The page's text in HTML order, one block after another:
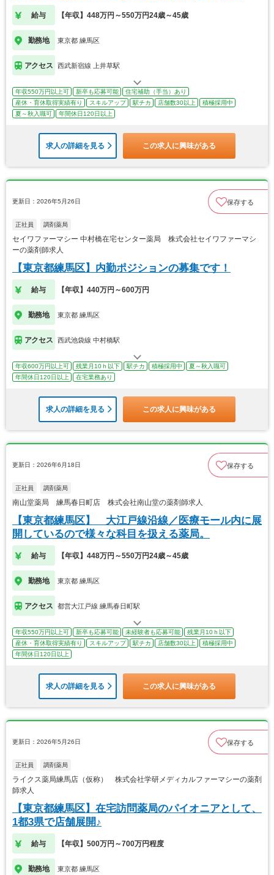
給与 【年収】448万円～550万円24歳～45歳
勤務地 東京都 練馬区
アクセス 西武新宿線 上井草駅
年収550万円以上可 新卒も応募可能
住宅補助（手当）あり
産休・育休取得実績有り
スキルアップ 駅チカ 店舗数30以上
積極採用中
夏～秋入職可
年間休日120日以上
求人の詳細を見る この求人に興味がある
更新日：2026年5月26日 保存する
正社員 調剤薬局
セイワファーマシー 中村橋在宅センター薬局 株式会社セイワファーマシ
ーの薬剤師求人
【東京都練馬区】内勤ポジションの募集です！
給与 【年収】440万円～600万円
勤務地 東京都 練馬区
アクセス 西武池袋線 中村橋駅
年収600万円以上可 残業月10ｈ以下 駅チカ 積極採用中
夏～秋入職可
年間休日120日以上
在宅業務あり
求人の詳細を見る この求人に興味がある
更新日：2026年6月18日 保存する
正社員 調剤薬局
南山堂薬局 練馬春日町店 株式会社南山堂の薬剤師求人
【東京都練馬区】 大江戸線沿線／医療モール内に展
開しているので様々な科目を扱える薬局。
給与 【年収】448万円～550万円24歳～45歳
勤務地 東京都 練馬区
アクセス 都営大江戸線 練馬春日町駅
年収550万円以上可 新卒も応募可能 未経験者も応募可能
残業月10ｈ以下
産休・育休取得実績有り
スキルアップ 駅チカ 店舗数30以上
積極採用中
年間休日120日以上
求人の詳細を見る この求人に興味がある
更新日：2026年5月26日 保存する
正社員 調剤薬局
ライクス薬局練馬店（仮称） 株式会社学研メディカルファーマシーの薬剤
師求人
【東京都練馬区】在宅訪問薬局のパイオニアとして、
1都3県で店舗展開♪
給与 【年収】500万円～700万円程度
勤務地 東京都 練馬区